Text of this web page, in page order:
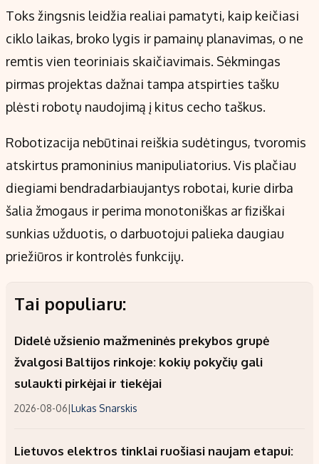
Toks žingsnis leidžia realiai pamatyti, kaip keičiasi
ciklo laikas, broko lygis ir pamainų planavimas, o ne
remtis vien teoriniais skaičiavimais. Sėkmingas
pirmas projektas dažnai tampa atspirties tašku
plėsti robotų naudojimą į kitus cecho taškus.
Robotizacija nebūtinai reiškia sudėtingus, tvoromis
atskirtus pramoninius manipuliatorius. Vis plačiau
diegiami bendradarbiaujantys robotai, kurie dirba
šalia žmogaus ir perima monotoniškas ar fiziškai
sunkias užduotis, o darbuotojui palieka daugiau
priežiūros ir kontrolės funkcijų.
Tai populiaru:
Didelė užsienio mažmeninės prekybos grupė
žvalgosi Baltijos rinkoje: kokių pokyčių gali
sulaukti pirkėjai ir tiekėjai
2026-08-06|Lukas Snarskis
Lietuvos elektros tinklai ruošiasi naujam etapui: